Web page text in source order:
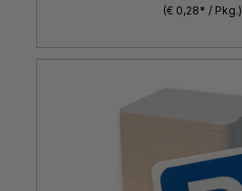
(€ 0,28* / Pkg.)